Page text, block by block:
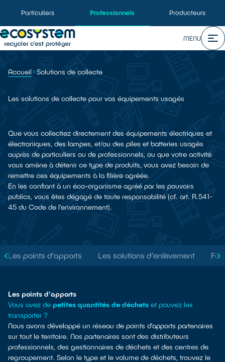
Particuliers Professionnels Producteurs
MENU
Accueil Solutions de collecte
Les solutions de collecte pour vos équipements usagés
Que vous collectiez directement des équipements électriques et
électroniques, des lampes, et/ou des piles et batteries usagés
auprès de particuliers ou de professionnels, ou que votre activité
vous amène à détenir ce type de produits, vous avez besoin de
remettre ces équipements à la filière agréée.
En les confiant à un éco-organisme agréé par les pouvoirs
publics, vous êtes dégagé de toute responsabilité (cf. art. R.541-
45 du Code de l’environnement).
Les points d'apports Les solutions d'enlèvement
Les points d'apports
Vous avez de petites quantités de déchets et pouvez les
transporter ?
Nous avons développé un réseau de points d’apports partenaires
sur tout le territoire. Nos partenaires sont des distributeurs
professionnels, des gestionnaires de déchets et des centres de
regroupement. Selon le type et le volume de déchets, trouvez le